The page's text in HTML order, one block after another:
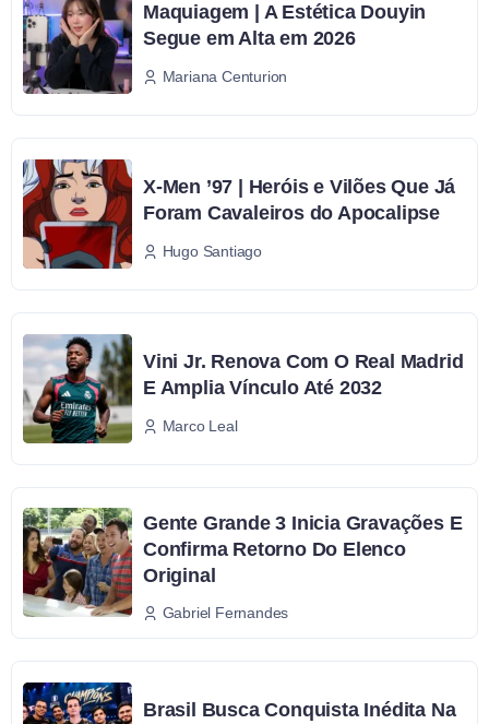
Maquiagem | A Estética Douyin
Segue em Alta em 2026
Mariana Centurion
X-Men ’97 | Heróis e Vilões Que Já
Foram Cavaleiros do Apocalipse
Hugo Santiago
Vini Jr. Renova Com O Real Madrid
E Amplia Vínculo Até 2032
Marco Leal
Gente Grande 3 Inicia Gravações E
Confirma Retorno Do Elenco
Original
Gabriel Fernandes
Brasil Busca Conquista Inédita Na